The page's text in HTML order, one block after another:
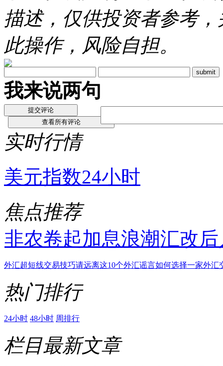
描述，仅供投资者参考
此操作，风险自担。
我来说两句
实时行情
美元指数24小时
焦点推荐
非农卷起加息浪潮汇改
外汇超短线交易技巧请远离这10个外汇谣言如何选择一家外汇
热门排行
24小时 48小时 周排行
栏目最新文章